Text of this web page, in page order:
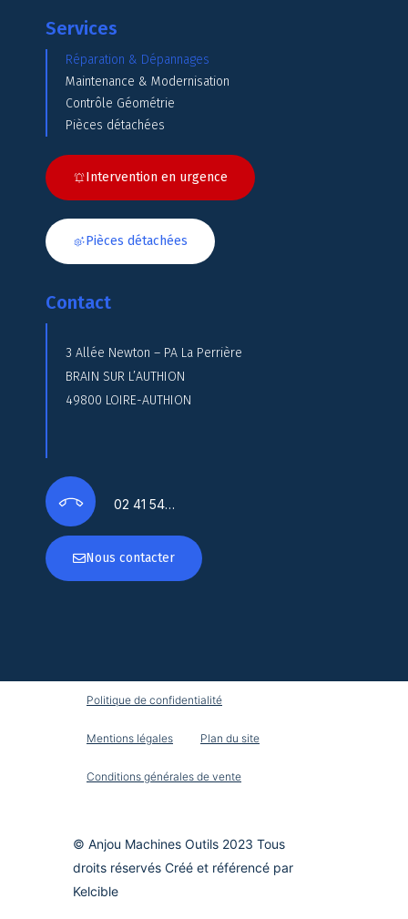
Services
Réparation & Dépannages
Maintenance & Modernisation
Contrôle Géométrie
Pièces détachées
Intervention en urgence
Pièces détachées
Contact
3 Allée Newton – PA La Perrière
BRAIN SUR L’AUTHION
49800 LOIRE-AUTHION
02 41 54…
Nous contacter
Politique de confidentialité
Mentions légales Plan du site
Conditions générales de vente
© Anjou Machines Outils 2023 Tous
droits réservés Créé et référencé par
Kelcible